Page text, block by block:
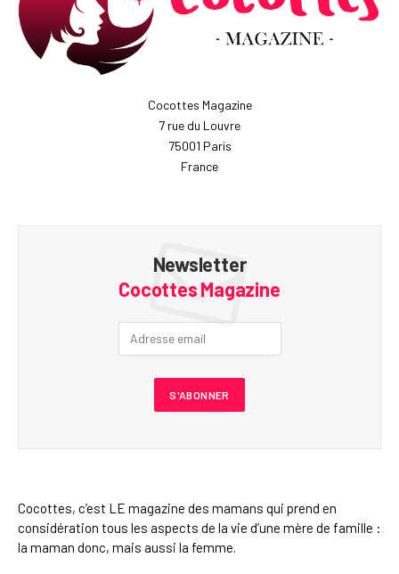
Cocottes Magazine
7 rue du Louvre
75001 Paris
France
Newsletter
Cocottes Magazine
Cocottes, c’est LE magazine des mamans qui prend en
considération tous les aspects de la vie d’une mère de famille :
la maman donc, mais aussi la femme.